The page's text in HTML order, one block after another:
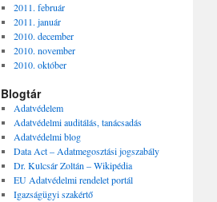
2011. február
2011. január
2010. december
2010. november
2010. október
Blogtár
Adatvédelem
Adatvédelmi auditálás, tanácsadás
Adatvédelmi blog
Data Act – Adatmegosztási jogszabály
Dr. Kulcsár Zoltán – Wikipédia
EU Adatvédelmi rendelet portál
Igazságügyi szakértő